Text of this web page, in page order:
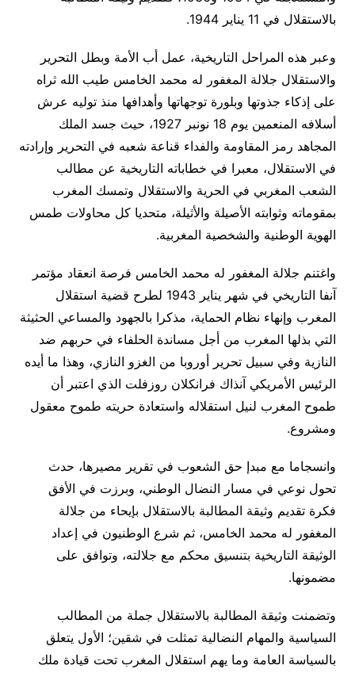
بالاستقلال في 11 يناير 1944.
وعبر هذه المراحل التاريخية، عمل أب الأمة وبطل التحرير
والاستقلال جلالة المغفور له محمد الخامس طيب الله ثراه
على إذكاء جذوتها وبلورة توجهاتها وأهدافها منذ توليه عرش
أسلافه المنعمين يوم 18 نونبر 1927، حيث جسد الملك
المجاهد رمز المقاومة والفداء قناعة شعبه في التحرير وإرادته
في الاستقلال، معبرا في خطاباته التاريخية عن مطالب
الشعب المغربي في الحرية والاستقلال وتمسك المغرب
بمقوماته وثوابته الأصيلة والأثيلة، متحديا كل محاولات طمس
الهوية الوطنية والشخصية المغربية.
واغتنم جلالة المغفور له محمد الخامس فرصة انعقاد مؤتمر
آنفا التاريخي في شهر يناير 1943 لطرح قضية استقلال
المغرب وإنهاء نظام الحماية، مذكرا بالجهود والمساعي الحثيثة
التي بذلها المغرب من أجل مساندة الحلفاء في حربهم ضد
النازية وفي سبيل تحرير أوروبا من الغزو النازي، وهذا ما أيده
الرئيس الأمريكي آنذاك فرانكلان روزفلت الذي اعتبر أن
طموح المغرب لنيل استقلاله واستعادة حريته طموح معقول
ومشروع.
وانسجاما مع مبدإ حق الشعوب في تقرير مصيرها، حدث
تحول نوعي في مسار النضال الوطني، وبرزت في الأفق
فكرة تقديم وثيقة المطالبة بالاستقلال بإيحاء من جلالة
المغفور له محمد الخامس، ثم شرع الوطنيون في إعداد
الوثيقة التاريخية بتنسيق محكم مع جلالته، وتوافق على
مضمونها.
وتضمنت وثيقة المطالبة بالاستقلال جملة من المطالب
السياسية والمهام النضالية تمثلت في شقين؛ الأول يتعلق
بالسياسة العامة وما يهم استقلال المغرب تحت قيادة ملك